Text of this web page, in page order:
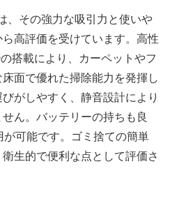
、その強力な吸引力と使いや
高評価を受けています。高性
搭載により、カーペットやフ
面で優れた掃除能力を発揮し
がしやすく、静音設計により
ん。バッテリーの持ちも良
が可能です。ゴミ捨ての簡単
生的で便利な点として評価さ